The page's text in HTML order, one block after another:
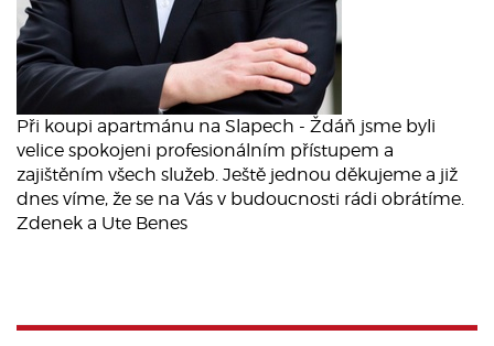
Při koupi apartmánu na Slapech - Ždáň jsme byli
velice spokojeni profesionálním přístupem a
zajištěním všech služeb. Ještě jednou děkujeme a již
dnes víme, že se na Vás v budoucnosti rádi obrátíme.
Zdenek a Ute Benes